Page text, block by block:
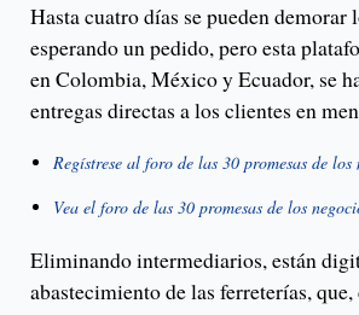
Hasta cuatro días se pueden demorar
esperando un pedido, pero esta
en Colombia, México y Ecuador, se
entregas directas a los clientes en
Regístrese al foro de las 30 promesas de los
Vea el foro de las 30 promesas de los
Eliminando intermediarios, están
abastecimiento de las ferreterías,